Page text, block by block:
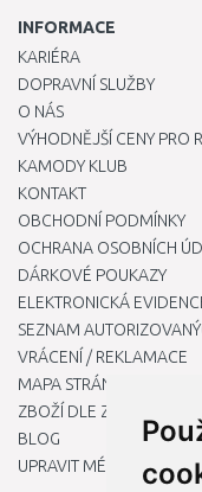
INFORMACE
KARIÉRA
DOPRAVNÍ SLUŽBY
O NÁS
VÝHODNĚJŠÍ CENY PRO
KAMODY KLUB
KONTAKT
OBCHODNÍ PODMÍNKY
OCHRANA OSOBNÍCH
DÁRKOVÉ POUKAZY
ELEKTRONICKÁ
SEZNAM
VRÁCENÍ / REKLAMACE
MAPA STRÁNKY
ZBOŽÍ DLE ZNAČEK
BLOG
UPRAVIT MÉ PŘEDVOLBY